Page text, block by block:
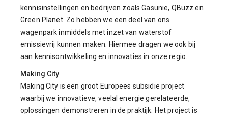
kennisinstellingen en bedrijven zoals Gasunie, QBuzz en
Green Planet. Zo hebben we een deel van ons
wagenpark inmiddels met inzet van waterstof
emissievrij kunnen maken. Hiermee dragen we ook bij
aan kennisontwikkeling en innovaties in onze regio.
Making City
Making City is een groot Europees subsidie project
waarbij we innovatieve, veelal energie gerelateerde,
oplossingen demonstreren in de praktijk. Het project is